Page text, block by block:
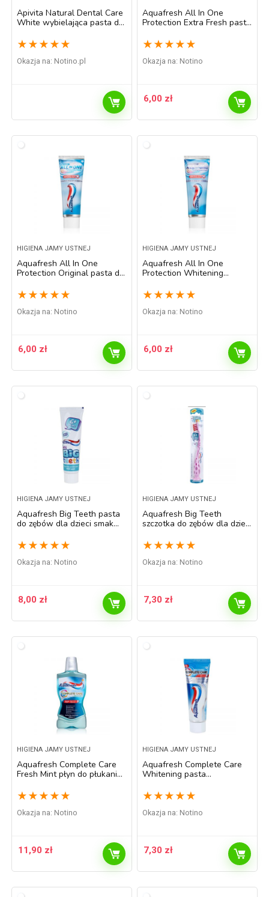
Apivita Natural Dental Care
White wybielająca pasta do
★ ★ ★ ★ ★
Okazja na: notino.pl
Aquafresh All In One
Protection Extra Fresh pasta
oddechu 75 ml
★ ★ ★ ★ ★
Okazja na: Notino
6,00 zł
HIGIENA JAMY USTNEJ
Aquafresh All In One
Protection Original pasta do
zębów 75 ml
★ ★ ★ ★ ★
Okazja na: Notino
6,00 zł
HIGIENA JAMY USTNEJ
Aquafresh All In One
Protection Whitening
zapewniająca kompletną
pielęgnację 75 ml
★ ★ ★ ★ ★
Okazja na: Notino
6,00 zł
HIGIENA JAMY USTNEJ
Aquafresh Big Teeth pasta
do zębów dla dzieci smak
★ ★ ★ ★ ★
Okazja na: Notino
8,00 zł
HIGIENA JAMY USTNEJ
Aquafresh Big Teeth
szczotka do zębów dla dzieci
★ ★ ★ ★ ★
Okazja na: Notino
7,30 zł
HIGIENA JAMY USTNEJ
Aquafresh Complete Care
Fresh Mint płyn do płukania
500 ml
★ ★ ★ ★ ★
Okazja na: Notino
11,90 zł
HIGIENA JAMY USTNEJ
Aquafresh Complete Care
Whitening pasta
fluorem 75 ml
★ ★ ★ ★ ★
Okazja na: Notino
7,30 zł